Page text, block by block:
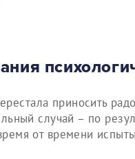
приносить
случай – по
от времени